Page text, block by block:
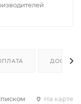
На карте